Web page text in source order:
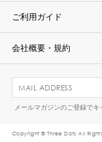
ご利用ガイド
会社概要・規約
メールマガジンのご登録で
Copyright © Three Dots All